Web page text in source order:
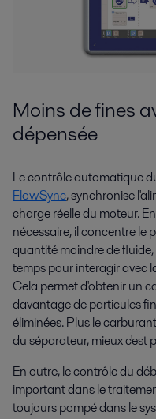
Moins de fines
dépensée
Le contrôle automatique
FlowSync, synchronise
charge réelle du moteur.
nécessaire, il concentre le
quantité moindre de
temps pour interagir avec
Cela permet d'obtenir un
davantage de particules
éliminées. Plus le
du séparateur, mieux c'est
En outre, le contrôle du
important dans le
toujours pompé dans le